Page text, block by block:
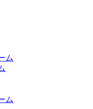
ム
ム